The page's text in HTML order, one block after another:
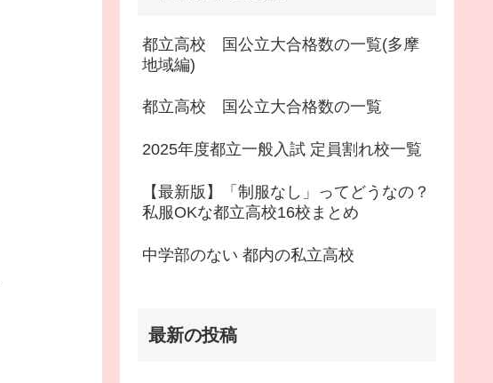
都立高校 国公立大合格数の一覧(多摩
地域編)
都立高校 国公立大合格数の一覧
2025年度都立一般入試 定員割れ校一覧
【最新版】「制服なし」ってどうなの？
私服OKな都立高校16校まとめ
中学部のない 都内の私立高校
最新の投稿